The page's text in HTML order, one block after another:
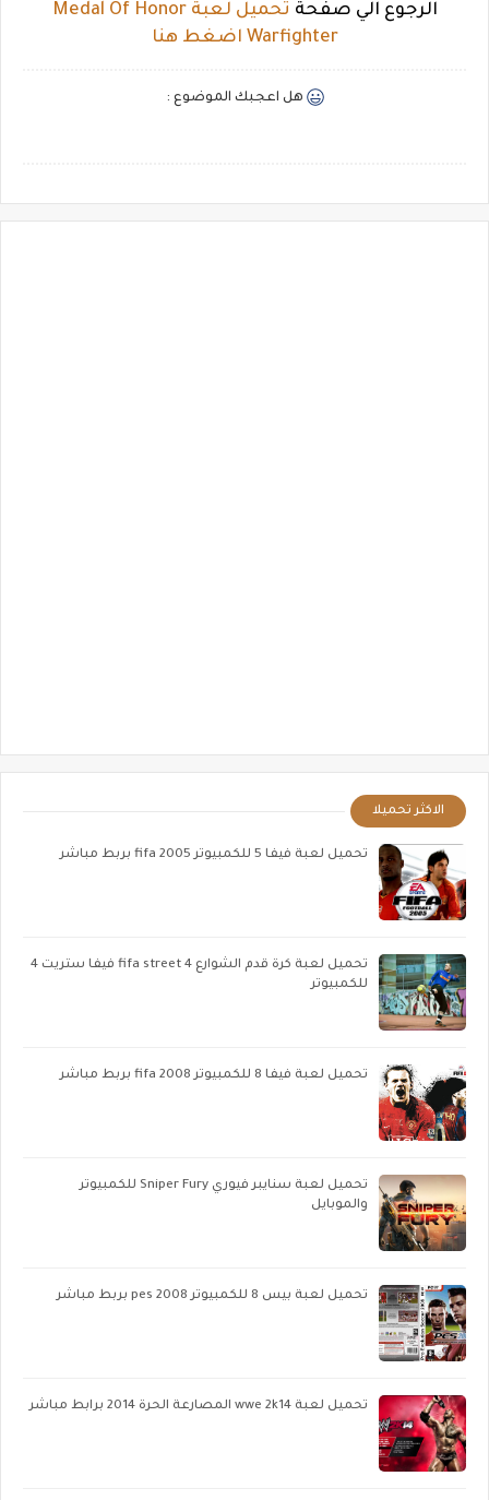
الرجوع الي صفحة
تحميل لعبة Medal Of Honor
Warfighter اضغط هنا
هل اعجبك الموضوع :
الاكثر تحميلا
تحميل لعبة فيفا 5 للكمبيوتر fifa 2005 بربط مباشر
تحميل لعبة كرة قدم الشوارع fifa street 4 فيفا ستريت 4
للكمبيوتر
تحميل لعبة فيفا 8 للكمبيوتر fifa 2008 بربط مباشر
تحميل لعبة سنايبر فيوري Sniper Fury للكمبيوتر
والموبايل
تحميل لعبة بيس 8 للكمبيوتر pes 2008 بربط مباشر
تحميل لعبة wwe 2k14 المصارعة الحرة 2014 برابط مباشر